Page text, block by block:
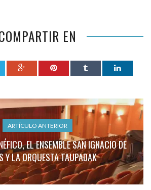
EN
ARTÍCULO ANTERIOR
EL ENSEMBLE SAN IGNACIO DE
Y LA ORQUESTA TAUPADAK